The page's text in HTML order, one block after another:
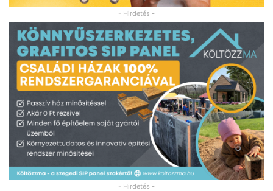
- Hirdetés -
- Hirdetés -